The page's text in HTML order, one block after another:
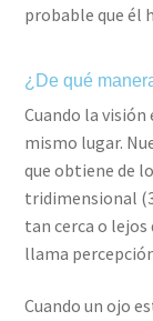
probable que él
¿De qué
Cuando la
mismo lugar.
que obtiene de
tridimensional
tan cerca o
llama
Cuando un ojo